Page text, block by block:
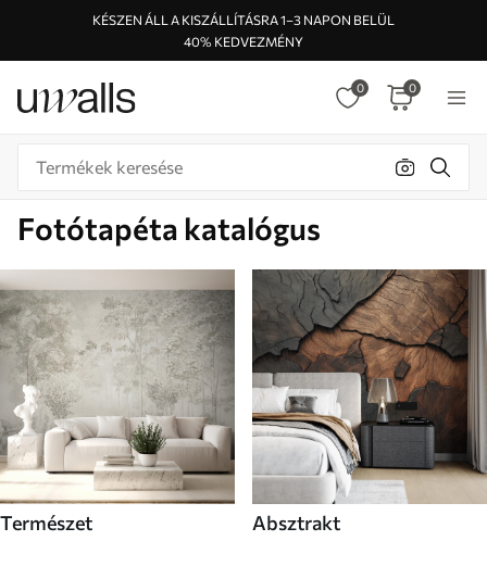
KÉSZEN ÁLL A KISZÁLLÍTÁSRA 1–3 NAPON BELÜL
40% KEDVEZMÉNY
0 0
Fotótapéta katalógus
Természet Absztrakt